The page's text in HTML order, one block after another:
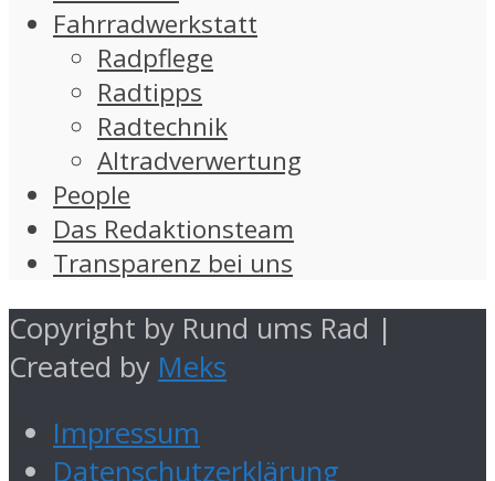
Fahrradwerkstatt
Radpflege
Radtipps
Radtechnik
Altradverwertung
People
Das Redaktionsteam
Transparenz bei uns
Copyright by Rund ums Rad |
Created by Meks
Impressum
Datenschutzerklärung